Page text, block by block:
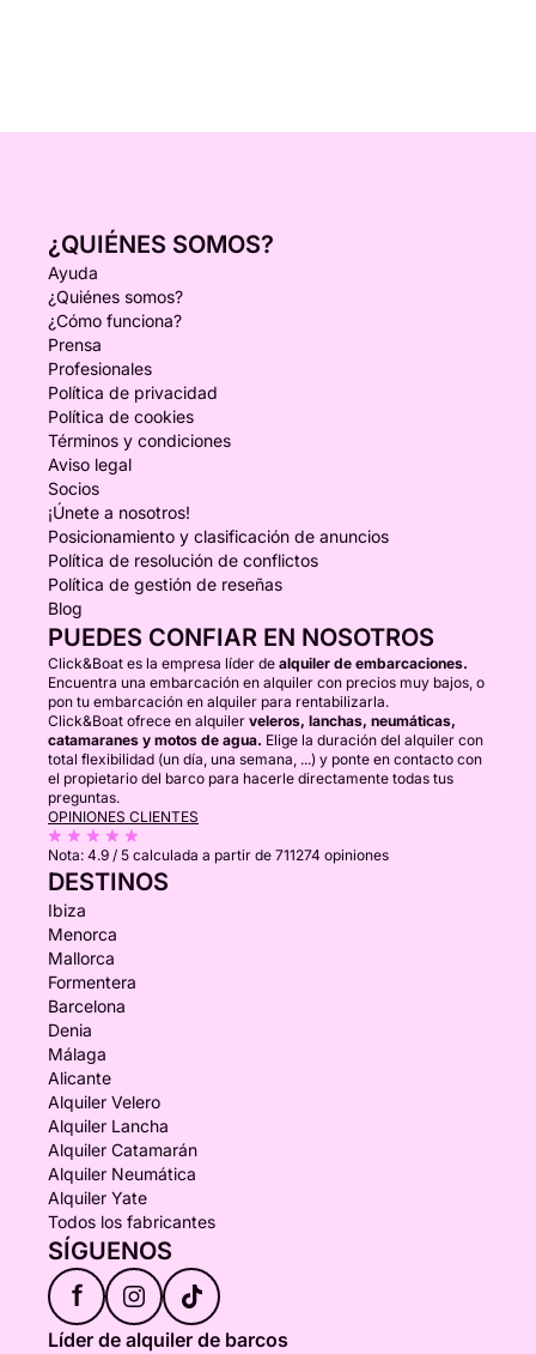
¿QUIÉNES SOMOS?
Ayuda
¿Quiénes somos?
¿Cómo funciona?
Prensa
Profesionales
Política de privacidad
Política de cookies
Términos y condiciones
Aviso legal
Socios
¡Únete a nosotros!
Posicionamiento y clasificación de anuncios
Política de resolución de conflictos
Política de gestión de reseñas
Blog
PUEDES CONFIAR EN NOSOTROS
Click&Boat es la empresa líder de alquiler de embarcaciones.
Encuentra una embarcación en alquiler con precios muy bajos, o
pon tu embarcación en alquiler para rentabilizarla.
Click&Boat ofrece en alquiler veleros, lanchas, neumáticas,
catamaranes y motos de agua. Elige la duración del alquiler con
total flexibilidad (un día, una semana, ...) y ponte en contacto con
el propietario del barco para hacerle directamente todas tus
preguntas.
OPINIONES CLIENTES
Nota: 4.9 / 5 calculada a partir de 711274 opiniones
DESTINOS
Ibiza
Menorca
Mallorca
Formentera
Barcelona
Denia
Málaga
Alicante
Alquiler Velero
Alquiler Lancha
Alquiler Catamarán
Alquiler Neumática
Alquiler Yate
Todos los fabricantes
SÍGUENOS
f
Líder de alquiler de barcos